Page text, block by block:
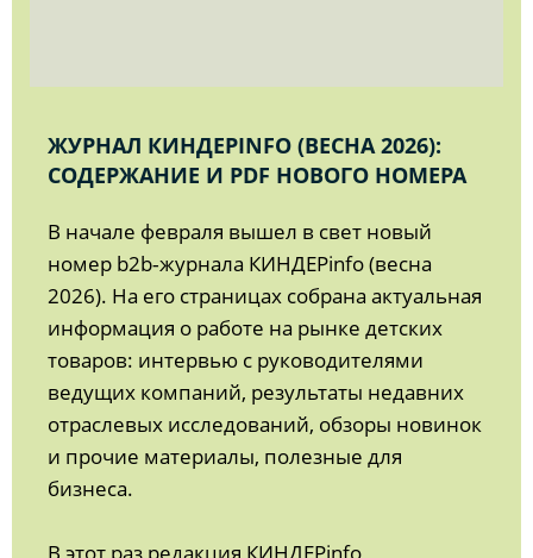
ЖУРНАЛ КИНДЕРINFO (ВЕСНА 2026):
СОДЕРЖАНИЕ И PDF НОВОГО НОМЕРА
В начале февраля вышел в свет новый
номер b2b‑журнала КИНДЕРinfo (весна
2026). На его страницах собрана актуальная
информация о работе на рынке детских
товаров: интервью с руководителями
ведущих компаний, результаты недавних
отраслевых исследований, обзоры новинок
и прочие материалы, полезные для
бизнеса.
В этот раз редакция КИНДЕРinfo